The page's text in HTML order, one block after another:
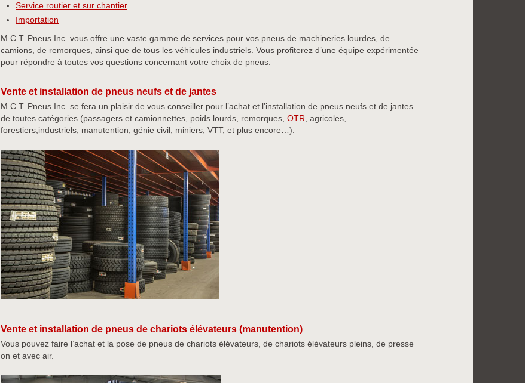
Service routier et sur chantier
Importation
M.C.T. Pneus Inc. vous offre une vaste gamme de services pour vos pneus de machineries lourdes, de
camions, de remorques, ainsi que de tous les véhicules industriels. Vous profiterez d’une équipe expérimentée
pour répondre à toutes vos questions concernant votre choix de pneus.
Vente et installation de pneus neufs et de jantes
M.C.T. Pneus Inc. se fera un plaisir de vous conseiller pour l’achat et l’installation de pneus neufs et de jantes
de toutes catégories (passagers et camionnettes, poids lourds, remorques, OTR , agricoles,
forestiers,industriels, manutention, génie civil, miniers, VTT, et plus encore…).
Vente et installation de pneus de chariots élévateurs (manutention)
Vous pouvez faire l’achat et la pose de pneus de chariots élévateurs, de chariots élévateurs pleins, de presse
on et avec air.